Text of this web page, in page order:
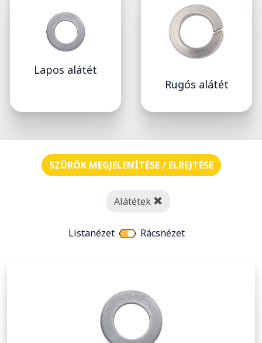
Lapos alátét
Rugós alátét
SZŰRŐK MEGJELENÍTÉSE / ELREJTÉSE
Alátétek
Listanézet Rácsnézet